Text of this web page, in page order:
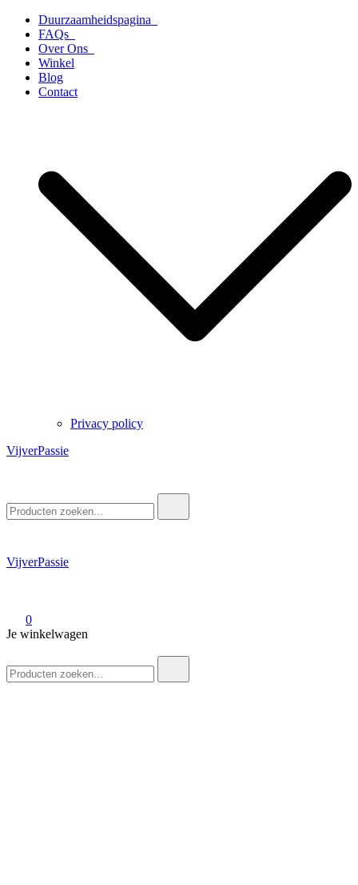
naar
inhoud
Duurzaamheidspagina
FAQs
Over Ons
Winkel
Blog
Contact
Privacy policy
VijverPassie
naar:
VijverPassie
0
Je winkelwagen
naar: